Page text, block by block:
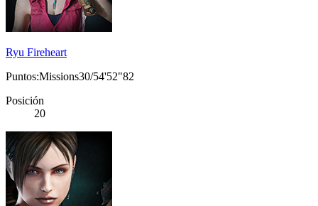
Ryu Fireheart
Puntos:Missions30/54'52"82
Posición
20